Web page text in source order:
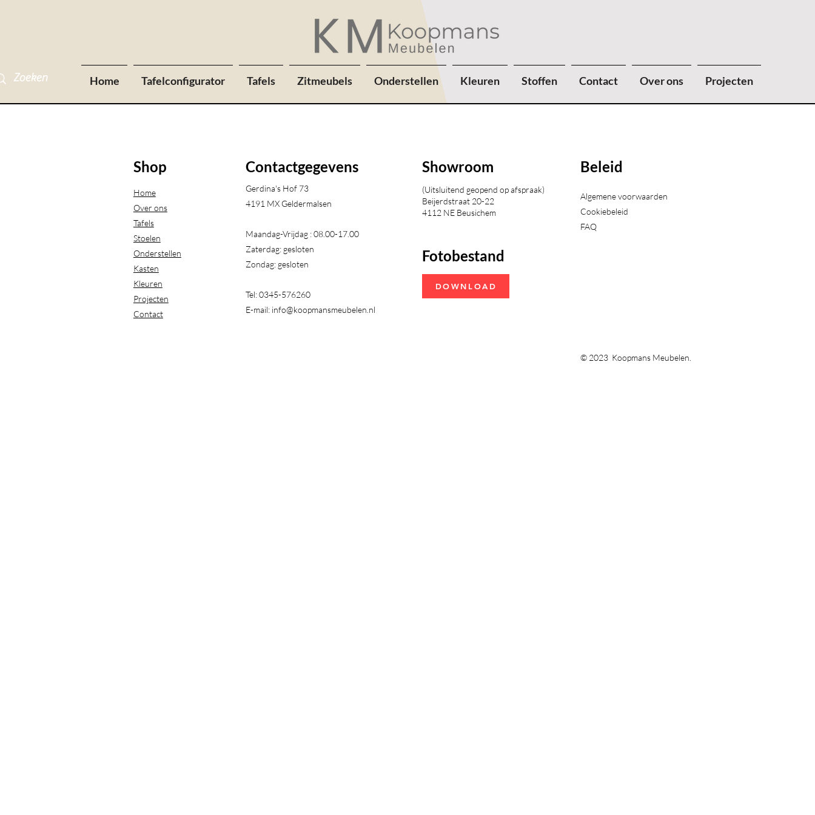
Home Tafelconfigurator Tafels Zitmeubels Onderstellen Kleuren Stoffen Contact Over ons Projecten
Shop
Home
Over ons
Tafels
Stoelen
Onderstellen
Kasten
Kleuren
Projecten
Contact
Contactgegevens
Gerdina's Hof 73
4191 MX Geldermalsen​
Maandag-Vrijdag : 08.00-17.00
Zaterdag: gesloten
Zondag: gesloten
Tel: 0345-576260
E-mail: info@koopmansmeubelen.nl
Showroom
(Uitsluitend geopend op afspraak)
Beijerdstraat 20-22
4112 NE Beusichem
Fotobestand
DOWNLOAD
Beleid
Algemene voorwaarden
Cookiebeleid
FAQ
© 2023 Koopmans Meubelen.